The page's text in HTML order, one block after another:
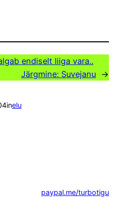
endiselt liiga vara..
Järgmine: Suvejanu →
inelu
paypal.me/turbotigu